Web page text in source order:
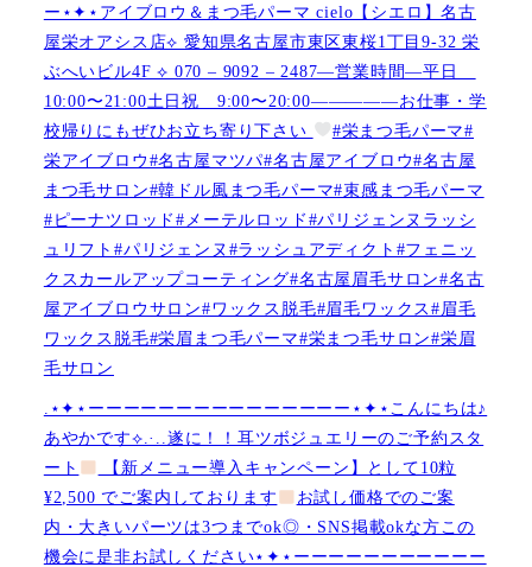
ー⋆✦⋆アイブロウ＆まつ毛パーマ cielo【シエロ】名古
屋栄オアシス店︎︎⟡ 愛知県名古屋市東区東桜1丁目9-32 栄
ぶへいビル4F ︎︎⟡ 070 – 9092 – 2487—営業時間—平日
10:00〜21:00土日祝 9:00〜20:00—————お仕事・学
校帰りにもぜひお立ち寄り下さい
#栄まつ毛パーマ#
栄アイブロウ#名古屋マツパ#名古屋アイブロウ#名古屋
まつ毛サロン#韓ドル風まつ毛パーマ#束感まつ毛パーマ
#ピーナツロッド#メーテルロッド#パリジェンヌラッシ
ュリフト#パリジェンヌ#ラッシュアディクト#フェニッ
クスカールアップコーティング#名古屋眉毛サロン#名古
屋アイブロウサロン#ワックス脱毛#眉毛ワックス#眉毛
ワックス脱毛#栄眉まつ毛パーマ#栄まつ毛サロン#栄眉
毛サロン
.⋆✦⋆ーーーーーーーーーーーーーーー⋆✦⋆こんにちは♪
あやかです︎⟡.·..遂に！！耳ツボジュエリーのご予約スタ
ート
【新メニュー導入キャンペーン】として10粒
¥2,500 でご案内しております
お試し価格でのご案
内・大きいパーツは3つまでok◎・SNS掲載okな方この
機会に是非お試しください⋆✦⋆ーーーーーーーーーーー